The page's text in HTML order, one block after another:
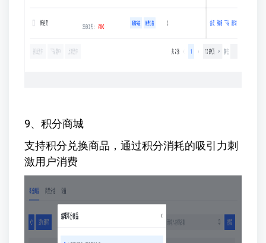
9、积分商城
支持积分兑换商品，通过积分消耗的吸引力刺
激用户消费